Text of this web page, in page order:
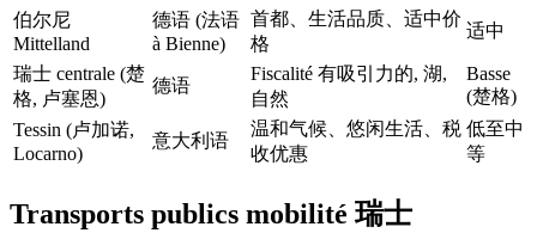
伯尔尼
Mittelland
德语 (法语
à Bienne)
首都、生活品质、适中价
格
适中
瑞士 centrale (楚
格, 卢塞恩)
德语
Fiscalité 有吸引力的, 湖,
自然
Basse
(楚格)
Tessin (卢加诺,
Locarno)
意大利语
温和气候、悠闲生活、税
收优惠
低至中
等
Transports publics mobilité 瑞士